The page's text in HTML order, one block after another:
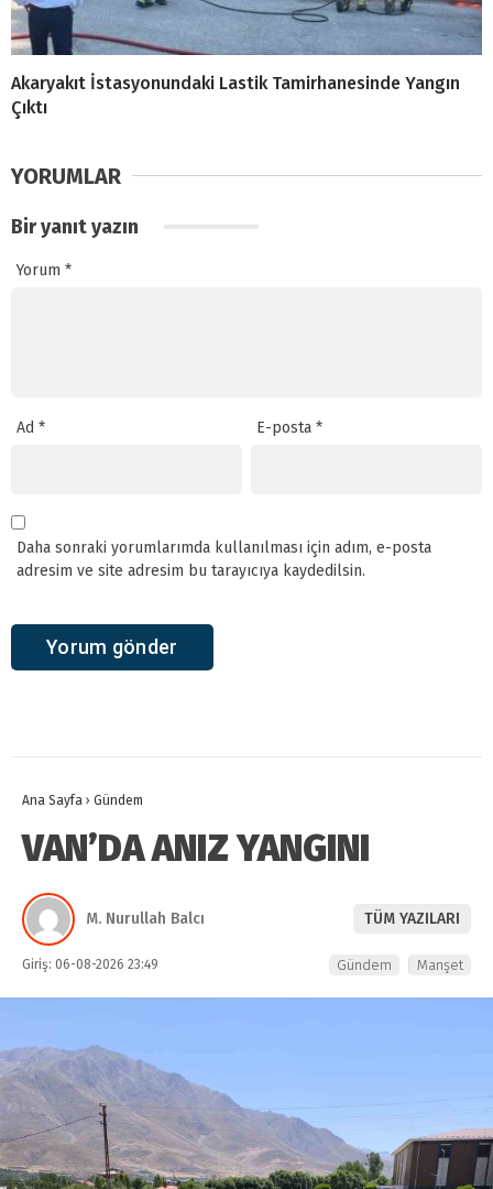
Akaryakıt İstasyonundaki Lastik Tamirhanesinde Yangın
Çıktı
YORUMLAR
Bir yanıt yazın
Yorum *
Ad * E-posta*
Daha sonraki yorumlarımda kullanılması için adım, e-posta
adresim ve site adresim bu tarayıcıya kaydedilsin.
Ana Sayfa › Gündem
VAN’DA ANIZ YANGINI
M. Nurullah Balcı TÜM YAZILARI
Giriş: 06-08-2026 23:49 Gündem Manşet